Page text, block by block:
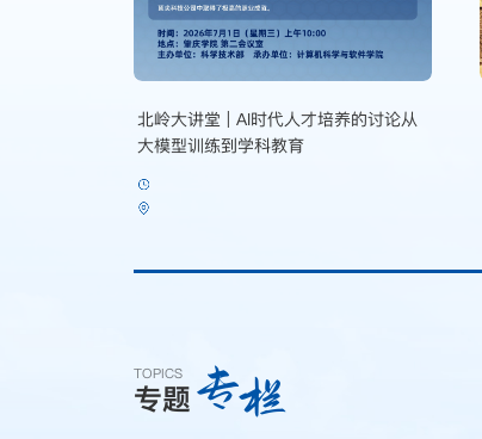
北岭大讲堂 | AI时代人才培养的讨论从
大模型训练到学科教育
TOPICS
专题专栏